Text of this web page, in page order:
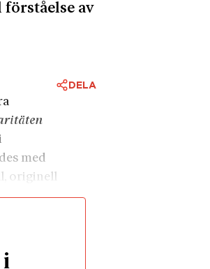
av
DELA
med
originell
hemlandet;
i